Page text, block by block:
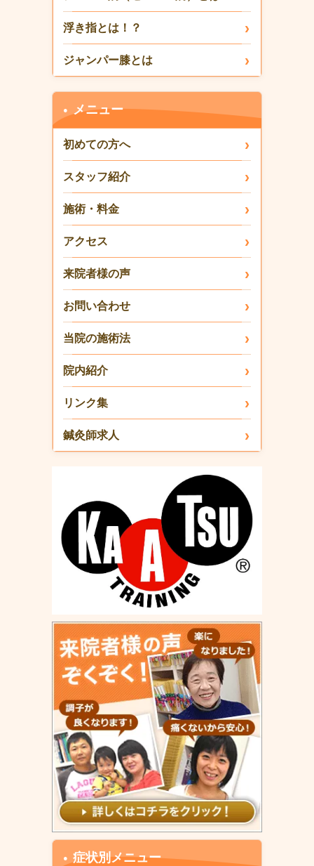
浮き指とは！？
ジャンパー膝とは
メニュー
初めての方へ
スタッフ紹介
施術・料金
アクセス
来院者様の声
お問い合わせ
当院の施術法
院内紹介
リンク集
鍼灸師求人
症状別メニュー